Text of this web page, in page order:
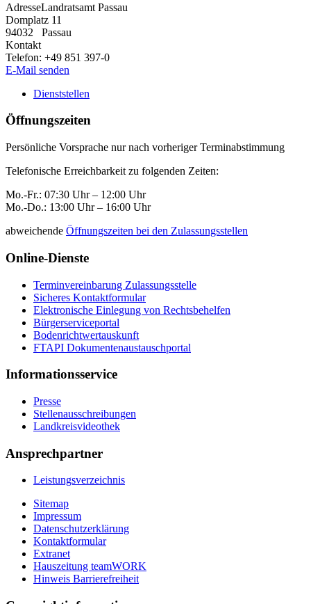
AdresseLandratsamt Passau
Domplatz 11
94032
Passau
Kontakt
Telefon: +49 851 397-0
E-Mail senden
Dienststellen
Öffnungszeiten
Persönliche Vorsprache nur nach vorheriger Terminabstimmung
Telefonische Erreichbarkeit zu folgenden Zeiten:
Mo.-Fr.: 07:30 Uhr – 12:00 Uhr
Mo.-Do.: 13:00 Uhr – 16:00 Uhr
abweichende Öffnungszeiten bei den Zulassungsstellen
Online-Dienste
Terminvereinbarung Zulassungsstelle
Sicheres Kontaktformular
Elektronische Einlegung von Rechtsbehelfen
Bürgerserviceportal
Bodenrichtwertauskunft
FTAPI Dokumentenaustauschportal
Informationsservice
Presse
Stellenausschreibungen
Landkreisvideothek
Ansprechpartner
Leistungsverzeichnis
Sitemap
Impressum
Datenschutzerklärung
Kontaktformular
Extranet
Hauszeitung teamWORK
Hinweis Barrierefreiheit